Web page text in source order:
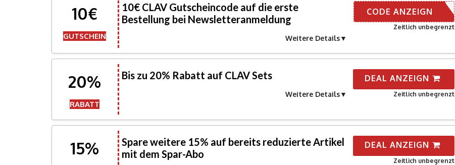
10€
GUTSCHEIN
10€ CLAV Gutscheincode auf die erste
Bestellung bei Newsletteranmeldung
Weitere Details
R E-MAIL
CODE ANZEIGN
Zeitlich unbegrenzt
20%
RABATT
Bis zu 20% Rabatt auf CLAV Sets
Weitere Details
DEAL ANZEIGN
Zeitlich unbegrenzt
15%
Spare weitere 15% auf bereits reduzierte Artikel
mit dem Spar-Abo
DEAL ANZEIGN
Zeitlich unbegrenzt